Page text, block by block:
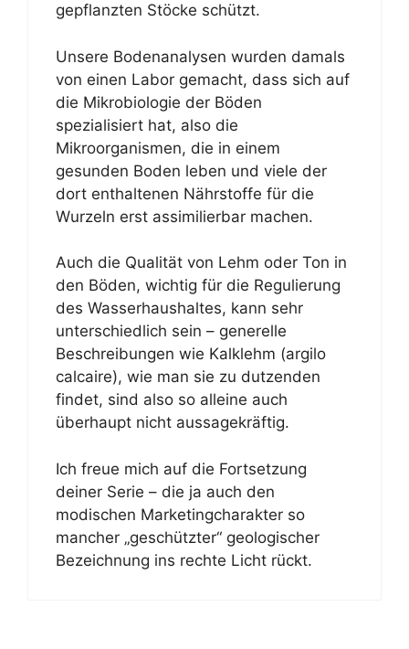
gepflanzten Stöcke schützt.
Unsere Bodenanalysen wurden damals
von einen Labor gemacht, dass sich auf
die Mikrobiologie der Böden
spezialisiert hat, also die
Mikroorganismen, die in einem
gesunden Boden leben und viele der
dort enthaltenen Nährstoffe für die
Wurzeln erst assimilierbar machen.
Auch die Qualität von Lehm oder Ton in
den Böden, wichtig für die Regulierung
des Wasserhaushaltes, kann sehr
unterschiedlich sein – generelle
Beschreibungen wie Kalklehm (argilo
calcaire), wie man sie zu dutzenden
findet, sind also so alleine auch
überhaupt nicht aussagekräftig.
Ich freue mich auf die Fortsetzung
deiner Serie – die ja auch den
modischen Marketingcharakter so
mancher „geschützter“ geologischer
Bezeichnung ins rechte Licht rückt.